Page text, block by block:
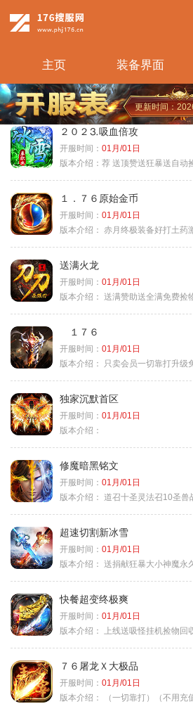
主页 装备界面
更新时间：
２０２⒊吸血倍攻
开服时间： 01月/01日
版本介绍： 荐 送顶赞送狂暴送自动
１．７６原始金币
开服时间： 01月/01日
版本介绍： 赤月终极装备好打土药
送满火龙
开服时间： 01月/01日
版本介绍： 送满赞助送全满免费捡
１７６
开服时间： 01月/01日
版本介绍：
只卖会员一切靠打升级
独家沉默首区
开服时间： 01月/01日
版本介绍：
修魔暗黑铭文
开服时间： 01月/01日
版本介绍： 道召十圣灵法召10圣兽
超速切割新冰雪
开服时间： 01月/01日
版本介绍： 送捐献狂暴大小神魔永
快餐超变终极爽
开服时间： 01月/01日
版本介绍：
上线送吸怪挂机捡物回
７６屠龙Ｘ大极品
开服时间： 01月/01日
版本介绍：
（一切靠打）（不用充值